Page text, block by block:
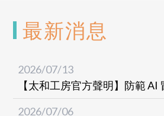
最新消息
2026/07/13
2026/07/06